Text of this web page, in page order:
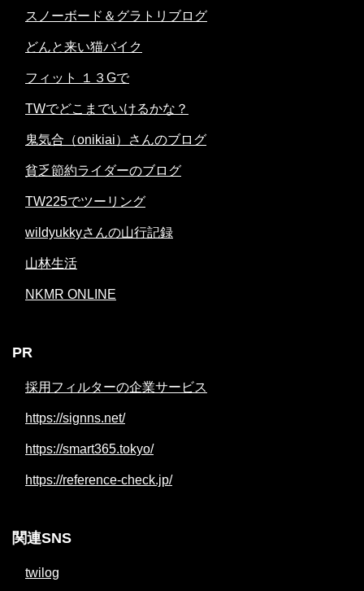
スノーボード＆グラトリブログ
どんと来い猫バイク
フィット １３Gで
TWでどこまでいけるかな？
鬼気合（onikiai）さんのブログ
貧乏節約ライダーのブログ
TW225でツーリング
wildyukkyさんの山行記録
山林生活
NKMR ONLINE
PR
採用フィルターの企業サービス
https://signns.net/
https://smart365.tokyo/
https://reference-check.jp/
関連SNS
twilog